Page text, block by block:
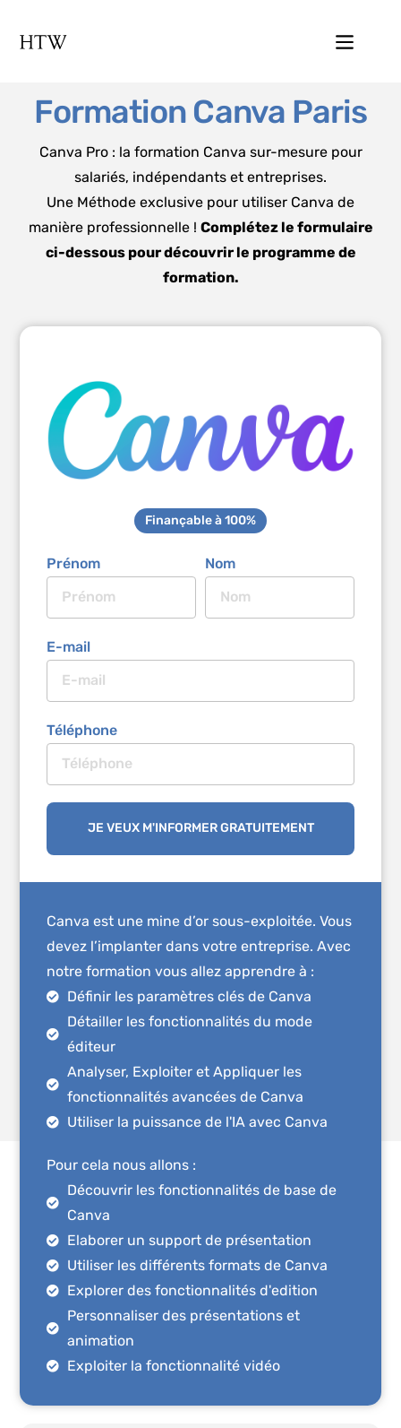
Formation Canva Paris
Canva Pro : la formation Canva sur-mesure pour
salariés, indépendants et entreprises.
Une Méthode exclusive pour utiliser Canva de
manière professionnelle ! Complétez le formulaire
ci-dessous pour découvrir le programme de
formation.
Canva est une mine d’or sous-exploitée. Vous
devez l’implanter dans votre entreprise. Avec
notre formation vous allez apprendre à :
Définir les paramètres clés de Canva
Détailler les fonctionnalités du mode
éditeur
Analyser, Exploiter et Appliquer les
fonctionnalités avancées de Canva
Utiliser la puissance de l'IA avec Canva
Pour cela nous allons :
Découvrir les fonctionnalités de base de
Canva
Elaborer un support de présentation
Utiliser les différents formats de Canva
Explorer des fonctionnalités d'edition
Personnaliser des présentations et
animation
Exploiter la fonctionnalité vidéo
Finançable à 100%
Prénom Nom
E-mail
Téléphone
JE VEUX M'INFORMER GRATUITEMENT